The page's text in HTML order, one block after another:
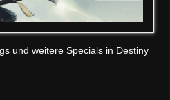
und weitere Specials in Destiny